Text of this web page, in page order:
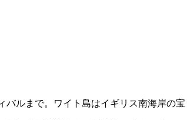
バルまで。ワイト島はイギリス南海岸の宝